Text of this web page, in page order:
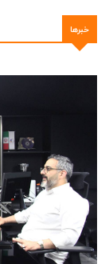
-
-
-
خبرها